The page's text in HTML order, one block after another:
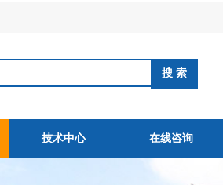
技术中心 在线咨询